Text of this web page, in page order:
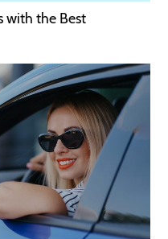
with the Best